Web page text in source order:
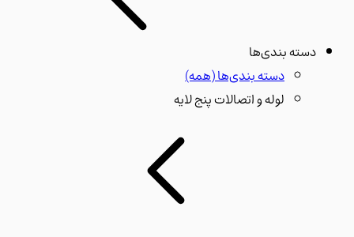
دسته بندی‌ها
دسته بندی‌ها(همه)
لوله و اتصالات پنج لایه